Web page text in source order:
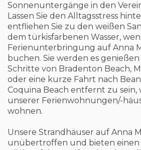
Sonnenuntergänge in den
Lassen Sie den Alltagsstress
entfliehen Sie zu den weißen
dem türkisfarbenen Wasser,
Ferienunterbringung auf Anna
buchen. Sie werden es
Schritte von Bradenton Beach,
oder eine kurze Fahrt nach
Coquina Beach entfernt zu sein,
unserer Ferienwohnungen/-
wohnen.
Unsere Strandhäuser auf Anna
unübertroffen und bieten